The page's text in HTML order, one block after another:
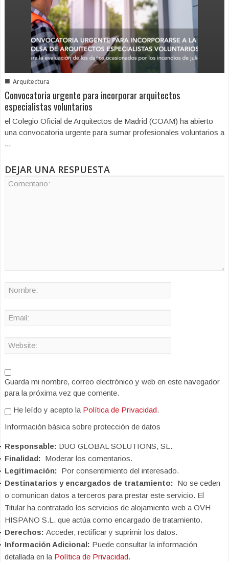
■ Arquitectura
Convocatoria urgente para incorporar arquitectos
especialistas voluntarios
el Colegio Oficial de Arquitectos de Madrid (COAM) ha abierto
una convocatoria urgente para sumar profesionales voluntarios a
...
DEJAR UNA RESPUESTA
Guarda mi nombre, correo electrónico y web en este navegador
para la próxima vez que comente.
He leído y acepto la Política de Privacidad.
Información básica sobre protección de datos
Responsable: DUO GLOBAL SOLUTIONS, SL.
Finalidad: Moderar los comentarios.
Legitimación: Por consentimiento del interesado.
Destinatarios y encargados de tratamiento: No se ceden
o comunican datos a terceros para prestar este servicio. El
Titular ha contratado los servicios de alojamiento web a OVH
HISPANO S.L. que actúa como encargado de tratamiento.
Derechos: Acceder, rectificar y suprimir los datos.
Información Adicional: Puede consultar la información
detallada en la Política de Privacidad.